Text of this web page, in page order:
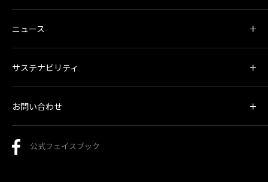
ニュース
サステナビリティ
お問い合わせ
公式フェイスブック